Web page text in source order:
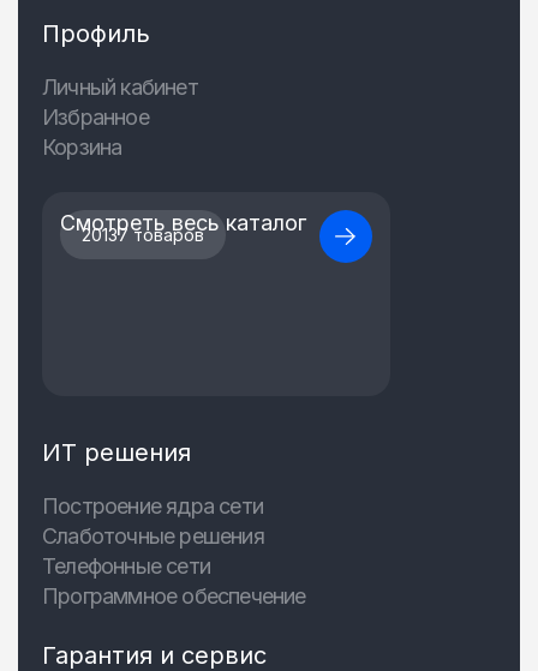
Профиль
Личный кабинет
Избранное
Корзина
20137 товаров
Смотреть весь каталог
ИТ решения
Построение ядра сети
Слаботочные решения
Телефонные сети
Программное обеспечение
Гарантия и сервис